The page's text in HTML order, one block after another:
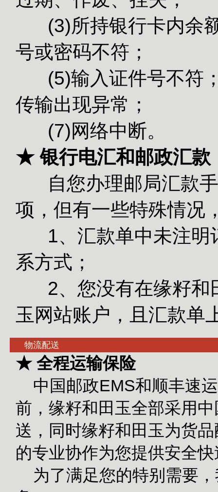
(3)所持银行
号或密码不符；
(5)输入证
传输出现异常；
(7)网络中断。
★ 银行电汇和邮政汇款
自您办理邮局汇款手
项，但有一些特殊情况
1、汇款单中未注明
系方式；
2、您没有在缘籽和
玉网站账户，且汇款单
物流配送
★ 全程运输保险
中国邮政EMS和顺丰速
前，缘籽和田玉全部采用
送，同时缘籽和田玉为货
的专业协作为您提供安全
为了满足您的特别需要